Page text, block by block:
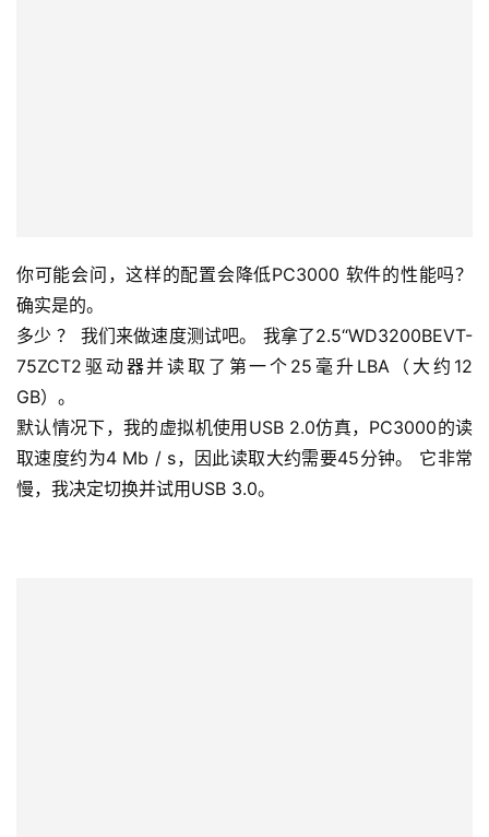
你可能会问，这样的配置会降低PC3000 软件的性能吗？
确实是的。
多少 ？ 我们来做速度测试吧。 我拿了2.5“WD3200BEVT-
75ZCT2驱动器并读取了第一个25毫升LBA（大约12
GB）。
默认情况下，我的虚拟机使用USB 2.0仿真，PC3000的读
取速度约为4 Mb / s，因此读取大约需要45分钟。 它非常
慢，我决定切换并试用USB 3.0。